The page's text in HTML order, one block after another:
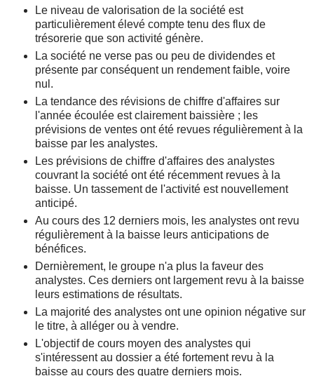
Le niveau de valorisation de la société est
particulièrement élevé compte tenu des flux de
trésorerie que son activité génère.
La société ne verse pas ou peu de dividendes et
présente par conséquent un rendement faible, voire
nul.
La tendance des révisions de chiffre d'affaires sur
l'année écoulée est clairement baissière ; les
prévisions de ventes ont été revues régulièrement à la
baisse par les analystes.
Les prévisions de chiffre d'affaires des analystes
couvrant la société ont été récemment revues à la
baisse. Un tassement de l'activité est nouvellement
anticipé.
Au cours des 12 derniers mois, les analystes ont revu
régulièrement à la baisse leurs anticipations de
bénéfices.
Dernièrement, le groupe n'a plus la faveur des
analystes. Ces derniers ont largement revu à la baisse
leurs estimations de résultats.
La majorité des analystes ont une opinion négative sur
le titre, à alléger ou à vendre.
L'objectif de cours moyen des analystes qui
s'intéressent au dossier a été fortement revu à la
baisse au cours des quatre derniers mois.